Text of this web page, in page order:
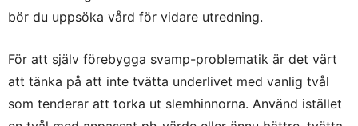
bör du uppsöka vård för vidare utredning.
För att själv förebygga svamp-problematik är det värt
att tänka på att inte tvätta underlivet med vanlig tvål
som tenderar att torka ut slemhinnorna. Använd istället